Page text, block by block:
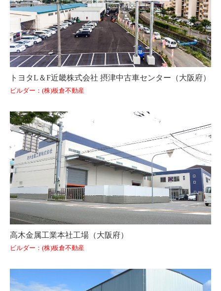
トヨタL＆F近畿株式会社 摂津中古車センター（大阪府）
ビルダー：(株)板倉不動産
高木金属工業本社工場（大阪府）
ビルダー：(株)板倉不動産